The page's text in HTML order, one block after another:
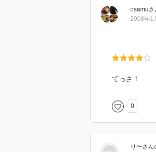
osamuさ
2008年1
てっさ！
0
り〜さん